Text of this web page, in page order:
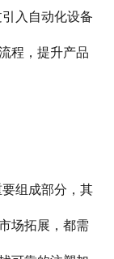
入自动化设备
程，提升产品
组成部分，其
场拓展，都需